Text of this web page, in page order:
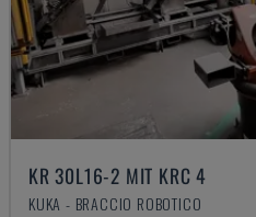
KR 30L16-2 MIT KRC 4
KUKA - BRACCIO ROBOTICO